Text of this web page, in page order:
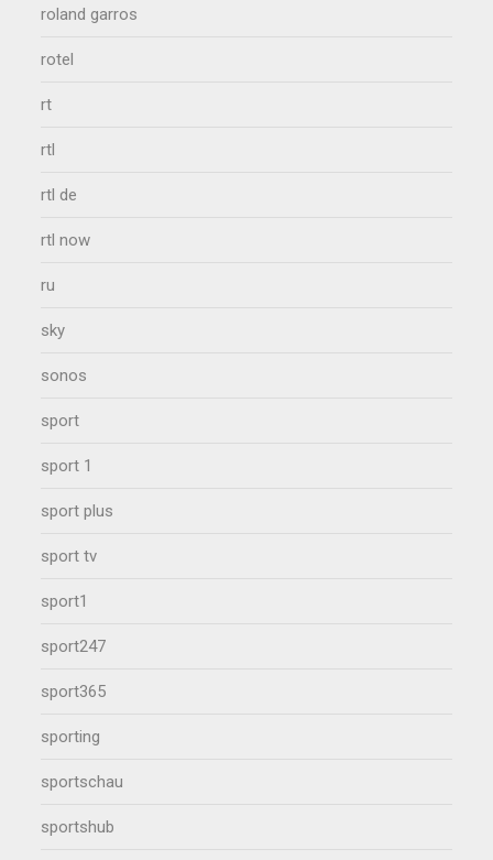
roland garros
rotel
rt
rtl
rtl de
rtl now
ru
sky
sonos
sport
sport 1
sport plus
sport tv
sport1
sport247
sport365
sporting
sportschau
sportshub